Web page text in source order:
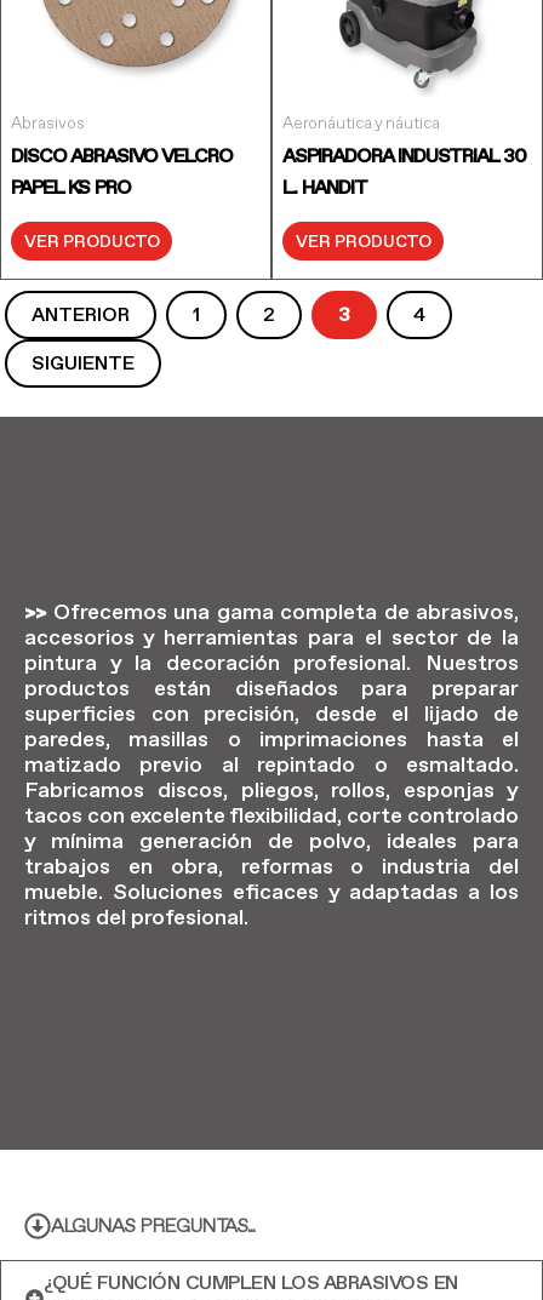
Abrasivos
DISCO ABRASIVO VELCRO
PAPEL KS PRO
VER PRODUCTO
Aeronáutica y náutica
ASPIRADORA INDUSTRIAL 30
L. HANDIT
VER PRODUCTO
ANTERIOR 1 2 3 4
SIGUIENTE
>> Ofrecemos una gama completa de abrasivos,
accesorios y herramientas para el sector de la
pintura y la decoración profesional. Nuestros
productos están diseñados para preparar
superficies con precisión, desde el lijado de
paredes, masillas o imprimaciones hasta el
matizado previo al repintado o esmaltado.
Fabricamos discos, pliegos, rollos, esponjas y
tacos con excelente flexibilidad, corte controlado
y mínima generación de polvo, ideales para
trabajos en obra, reformas o industria del
mueble. Soluciones eficaces y adaptadas a los
ritmos del profesional.
ALGUNAS PREGUNTAS...
¿QUÉ FUNCIÓN CUMPLEN LOS ABRASIVOS EN